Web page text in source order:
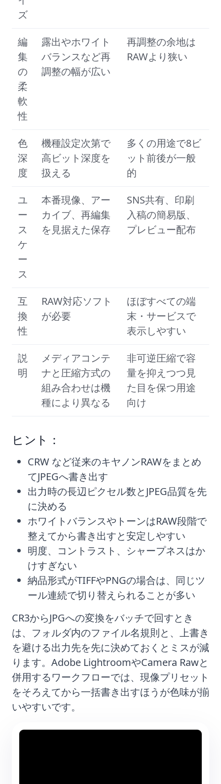
ズ
編
集
の
柔
軟
性
露出やホワイト
バランスなど再
調整の幅が広い
再調整の余地は
RAWより狭い
色
深
度
機種設定次第で
高ビット深度を
扱える
多くの用途で8ビ
ット前後が一般
的
ユ
ー
ス
ケ
ー
ス
本番現像、アー
カイブ、再編集
を見据えた保存
SNS共有、印刷
入稿の簡易版、
プレビュー配布
互
換
性
RAW対応ソフト
が必要
ほぼすべての端
末・サービスで
表示しやすい
説
明
メディアコンテ
ナと圧縮方式の
組み合わせは機
種により異なる
非可逆圧縮で容
量を抑えつつ見
た目を保つ用途
向け
ヒント：
CRW など従来のキヤノンRAWをまとめ
てJPEGへ書き出す
出力時の長辺ピクセル数とJPEG品質を先
に決める
ホワイトバランスやトーンはRAW段階で
整えてから書き出すと安定しやすい
明度、コントラスト、シャープネスはか
けすぎない
納品形式がTIFFやPNGの場合は、同じツ
ール連続で切り替えられることが多い
CR3からJPGへの変換をバッチで回すとき
は、フォルダ内のファイル名規則と、上書き
を避ける出力先を先に決めておくとミスが減
ります。Adobe LightroomやCamera Rawと
併用するワークフローでは、現像プリセット
をそろえてから一括書き出すほうが色味が揃
いやすいです。